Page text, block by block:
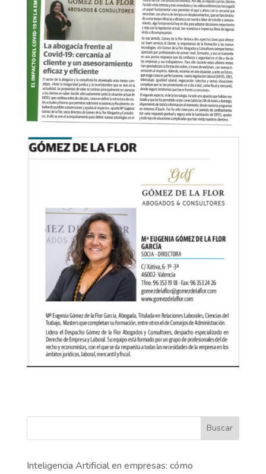
Buscar
Inteligencia Artificial en empresas: cómo